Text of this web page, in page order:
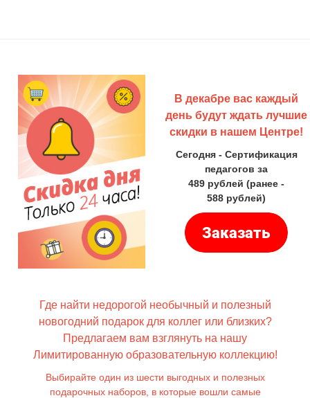
В декабре вас каждый
день будут ждать лучшие
скидки в нашем Центре!
Сегодня - Сертификация
педагогов за
489 рублей (ранее -
588 рублей)
Где найти недорогой необычный и полезный
новогодний подарок для коллег или близких?
Предлагаем вам взглянуть на нашу
Лимитированную образовательную коллекцию!
Выбирайте один из шести выгодных и полезных
подарочных наборов, в которые вошли самые